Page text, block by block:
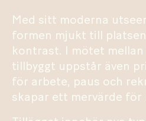
Med sitt moderna
formen mjukt till
kontrast. I mötet
tillbyggt uppstår även
för arbete, paus och
skapar ett mervärde för